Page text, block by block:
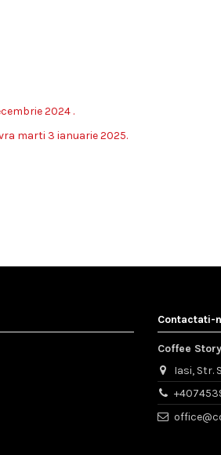
2024 .
marti 3 ianuarie 2025.
Contactati-
Coffee Story
Iasi, Str.